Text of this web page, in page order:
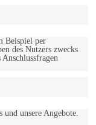
Beispiel per
des Nutzers zwecks
unsere Angebote.